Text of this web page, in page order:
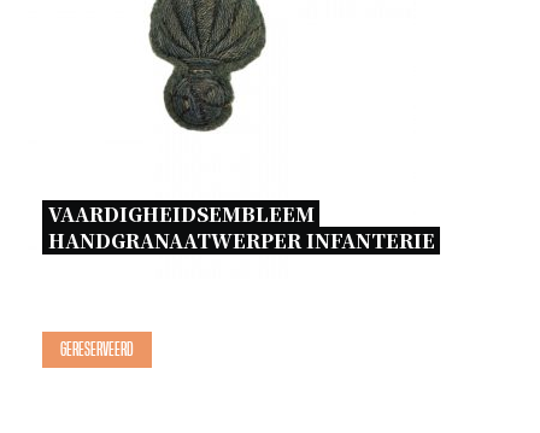
VAARDIGHEIDSEMBLEEM
HANDGRANAATWERPER INFANTERIE
Gereserveerd